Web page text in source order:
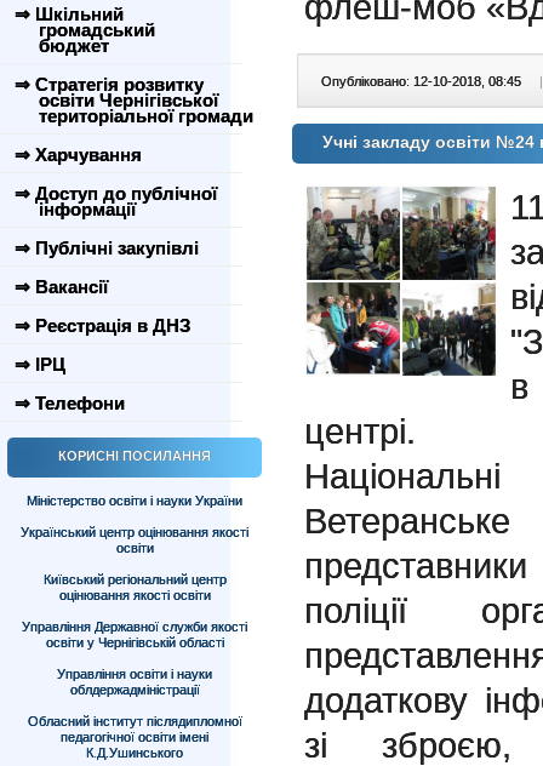
⇒ Шкільний
громадський
бюджет
⇒ Стратегія розвитку
освіти Чернігівської
територіальної громади
⇒ Харчування
⇒ Доступ до публічної
інформації
⇒ Публічні закупівлі
⇒ Вакансії
⇒ Реєстрація в ДНЗ
⇒ ІРЦ
⇒ Телефони
КОРИСНІ ПОСИЛАННЯ
Міністерство освіти і науки України
Український центр оцінювання якості
освіти
Київський регіональний центр
оцінювання якості освіти
Управління Державної служби якості
освіти у Чернігівській області
Управління освіти і науки
облдержадміністрації
Обласний інститут післядипломної
педагогічної освіти імені
К.Д.Ушинського
Опубліковано: 12-10-2018, 08:45 |
Учні закладу освіти
в
центрі.
поліції
додаткову
зі зброєю,